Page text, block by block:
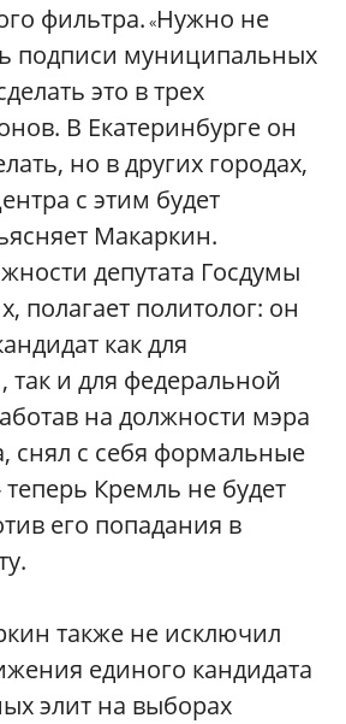
фильтра. «Нужно не
подписи муниципальных
это в трех
В Екатеринбурге он
но в других городах,
с этим будет
Макаркин.
депутата Госдумы
полагает политолог: он
как для
так и для федеральной
на должности мэра
снял с себя формальные
Кремль не будет
его попадания в
также не исключил
единого кандидата
элит на выборах